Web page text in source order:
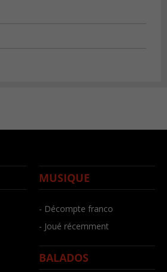
MUSIQUE
- Décompte franco
- Joué récemment
BALADOS